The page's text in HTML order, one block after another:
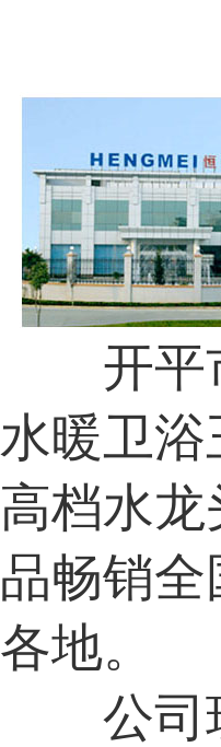
开平市
水暖卫浴
高档水
品畅销
各地。
公司现